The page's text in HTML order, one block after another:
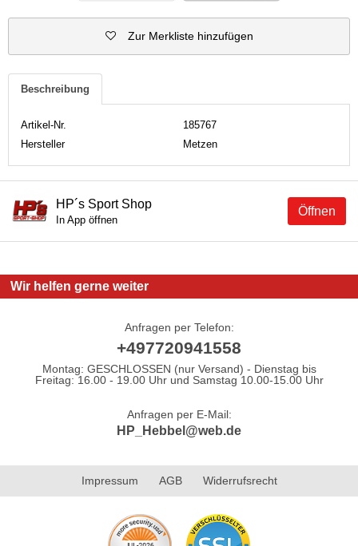
Zur Merkliste hinzufügen
Beschreibung
Artikel-Nr.
185767
Hersteller
Metzen
Öffnen
HP´s Sport Shop
In App öffnen
Wir helfen gerne weiter
Anfragen per Telefon:
+497720941558
Montag: GESCHLOSSEN (nur Versand) - Dienstag bis
Freitag: 16.00 - 19.00 Uhr und Samstag 10.00-15.00 Uhr
Anfragen per E-Mail:
HP_Hebbel@web.de
Impressum AGB Widerrufsrecht